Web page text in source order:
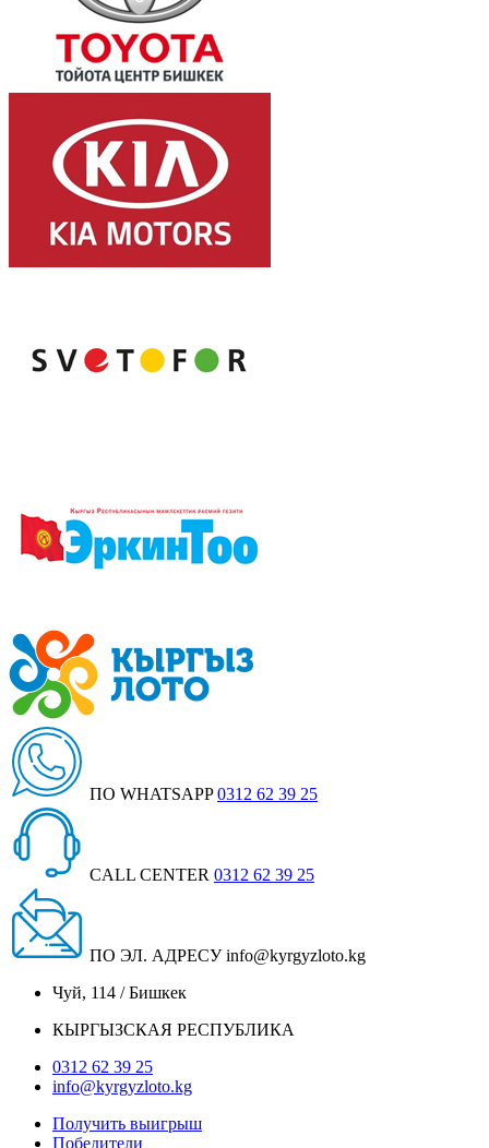
ПО WHATSAPP 0312 62 39 25
CALL CENTER 0312 62 39 25
ПО ЭЛ. АДРЕСУ info@kyrgyzloto.kg
Чуй, 114 / Бишкек
КЫРГЫЗСКАЯ РЕСПУБЛИКА
0312 62 39 25
info@kyrgyzloto.kg
Получить выигрыш
Победители